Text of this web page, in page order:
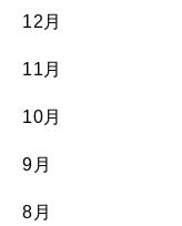
12月
11月
10月
9月
8月